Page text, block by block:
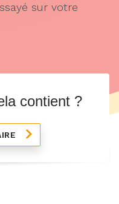
sur votre
contient ?